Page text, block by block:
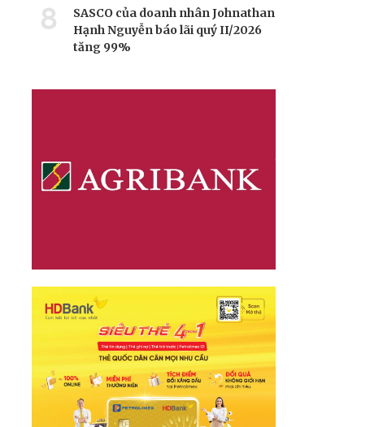
8
SASCO của doanh nhân Johnathan
Hạnh Nguyễn báo lãi quý II/2026
tăng 99%